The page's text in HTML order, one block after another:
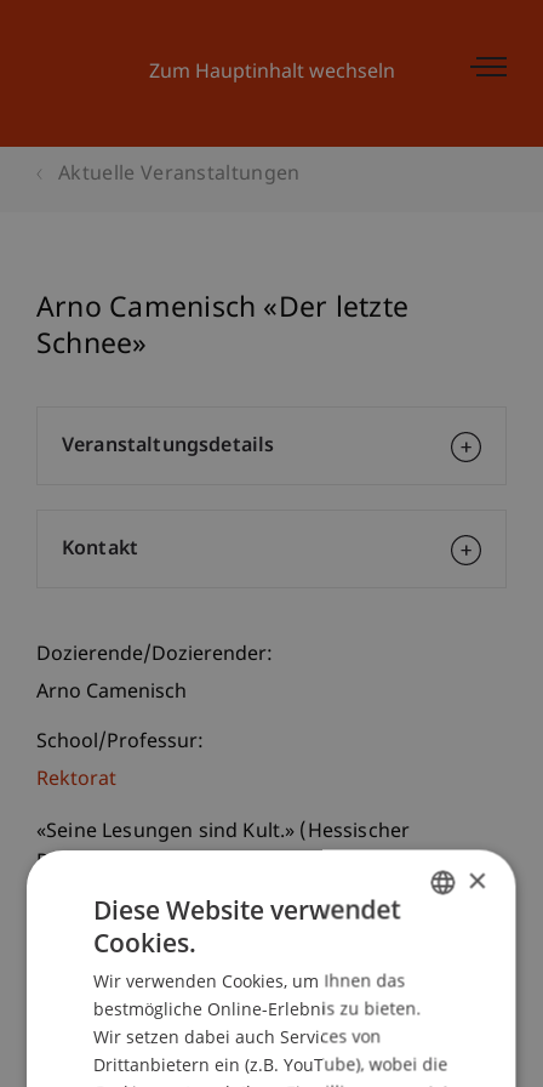
Zum Hauptinhalt wechseln
Aktuelle Veranstaltungen
Arno Camenisch «Der letzte
Schnee»
Dozierende/Dozierender:
Arno Camenisch
School/Professur:
Rektorat
«Seine Lesungen sind Kult.» (Hessischer
Rundfunk)
Der Bündner Autor und Performer Arno
Camenisch liest aus seinem neuesten Roman
«Der letzte Schnee» - ein frisches, witziges und
berührendes Buch über das Ende und das
Verschwinden. Und mit der gleichen Originalität,
mit der Camenisch seine Wort- und Bildersprache
kreiert, trägt er auch seine Texte vor - in seinem
Veranstaltungsdetails
Kontakt
×
Diese Website verwendet
Cookies.
Wir verwenden Cookies, um Ihnen das
bestmögliche Online-Erlebnis zu bieten.
Wir setzen dabei auch Services von
Drittanbietern ein (z.B. YouTube), wobei die